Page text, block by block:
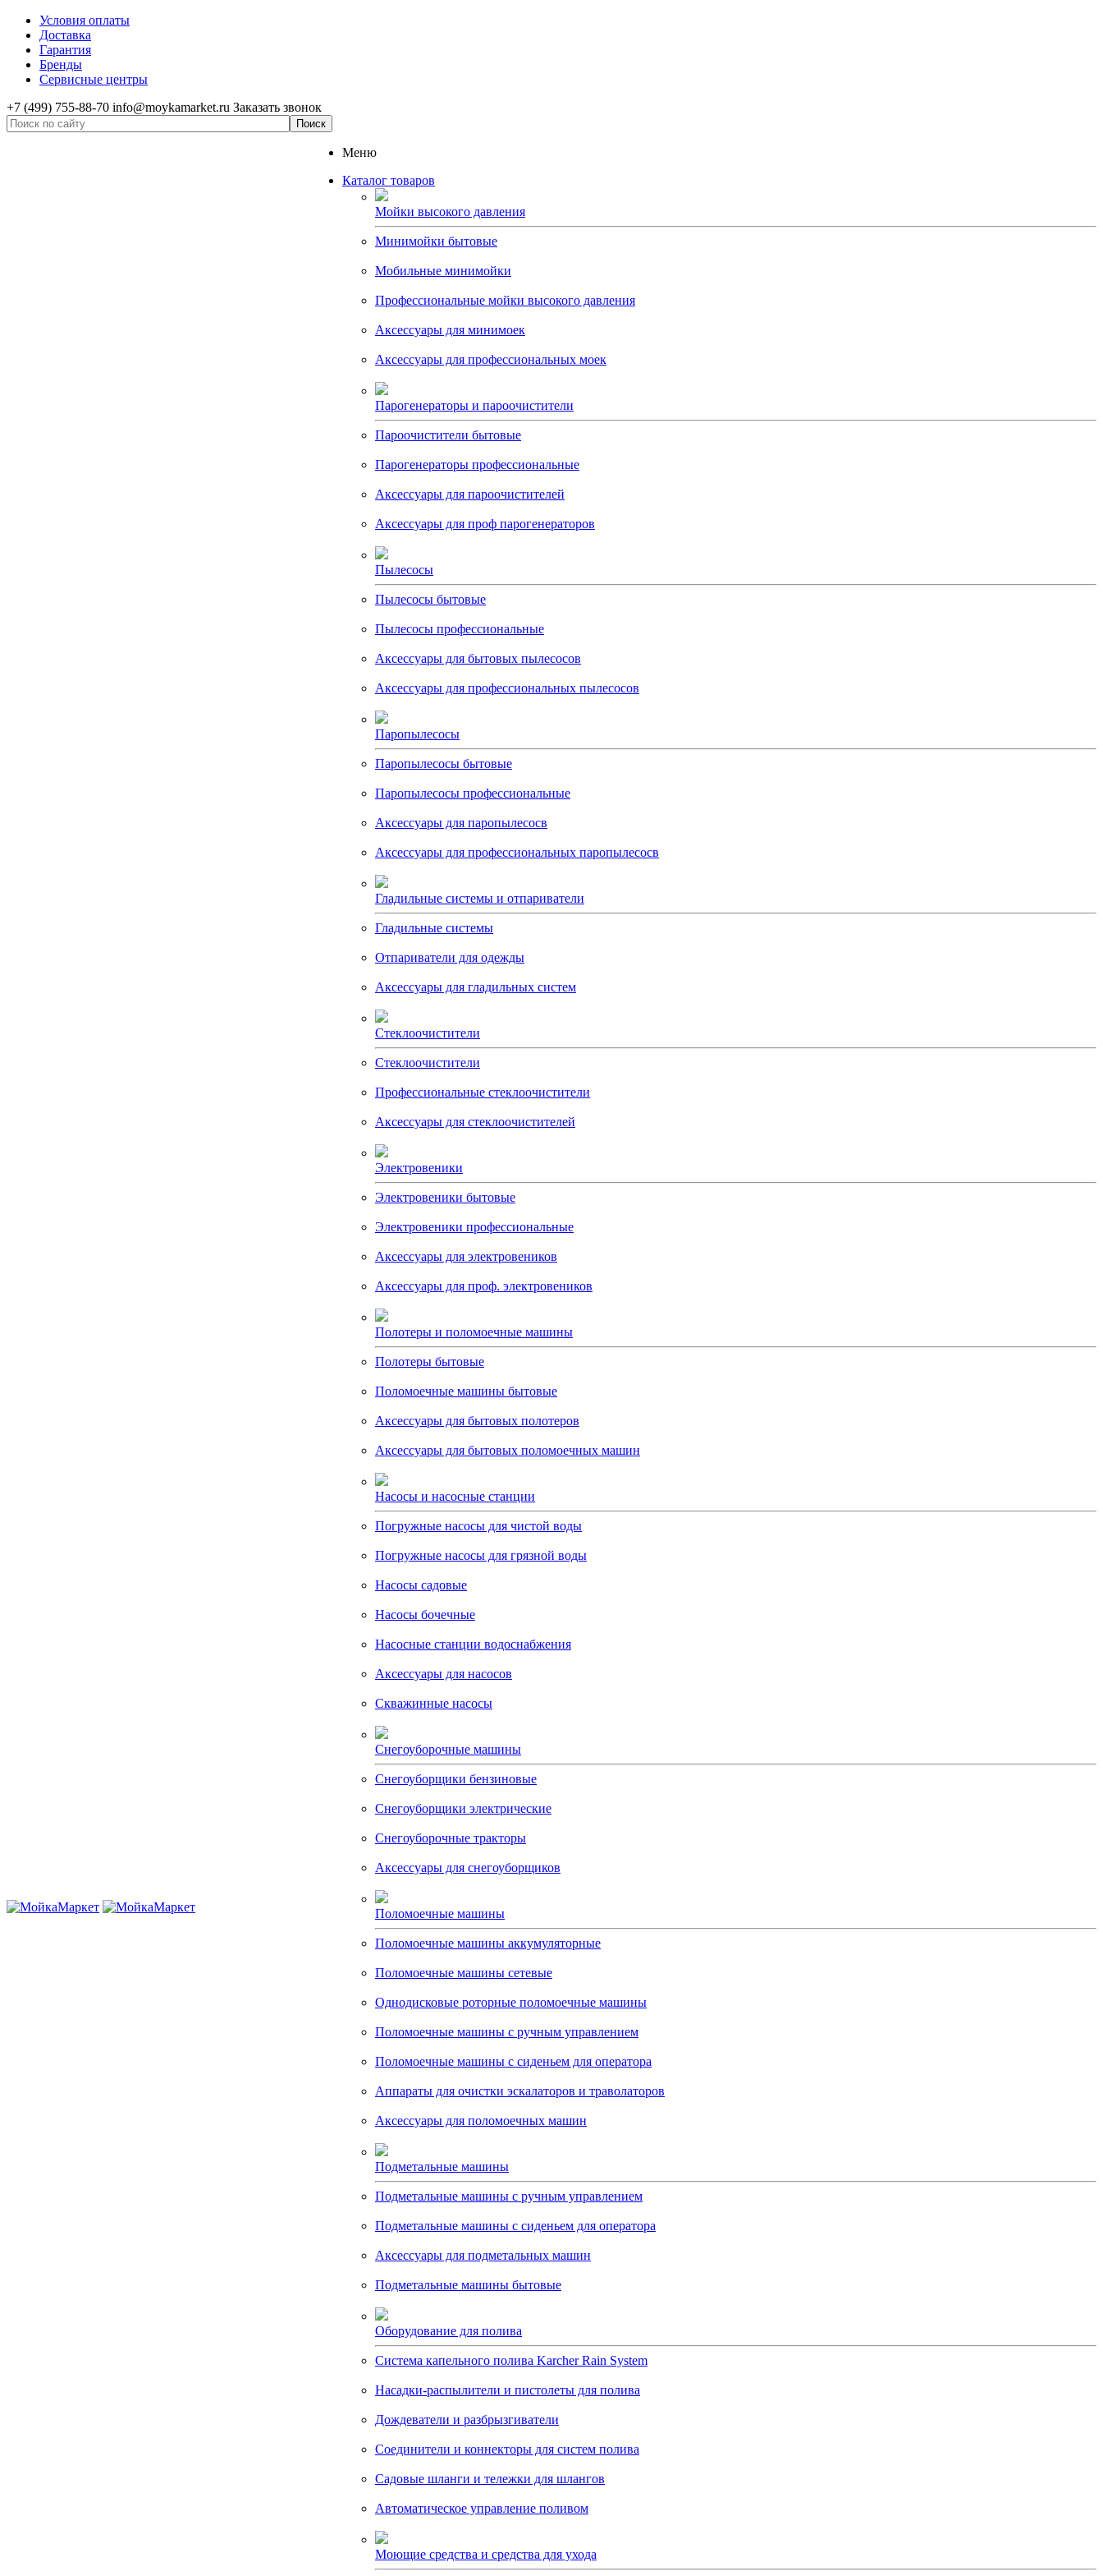
Условия оплаты
Доставка
Гарантия
Бренды
Сервисные центры
+7 (499) 755-88-70 info@moykamarket.ru Заказать звонок
Меню
Каталог товаров
Мойки высокого давления
Минимойки бытовые
Мобильные минимойки
Профессиональные мойки высокого давления
Аксессуары для минимоек
Аксессуары для профессиональных моек
Парогенераторы и пароочистители
Пароочистители бытовые
Парогенераторы профессиональные
Аксессуары для пароочистителей
Аксессуары для проф парогенераторов
Пылесосы
Пылесосы бытовые
Пылесосы профессиональные
Аксессуары для бытовых пылесосов
Аксессуары для профессиональных пылесосов
Паропылесосы
Паропылесосы бытовые
Паропылесосы профессиональные
Аксессуары для паропылесосв
Аксессуары для профессиональных паропылесосв
Гладильные системы и отпариватели
Гладильные системы
Отпариватели для одежды
Аксессуары для гладильных систем
Стеклоочистители
Стеклоочистители
Профессиональные стеклоочистители
Аксессуары для стеклоочистителей
Электровеники
Электровеники бытовые
Электровеники профессиональные
Аксессуары для электровеников
Аксессуары для проф. электровеников
Полотеры и поломоечные машины
Полотеры бытовые
Поломоечные машины бытовые
Аксессуары для бытовых полотеров
Аксессуары для бытовых поломоечных машин
Насосы и насосные станции
Погружные насосы для чистой воды
Погружные насосы для грязной воды
Насосы садовые
Насосы бочечные
Насосные станции водоснабжения
Аксессуары для насосов
Скважинные насосы
Снегоуборочные машины
Снегоуборщики бензиновые
Снегоуборщики электрические
Снегоуборочные тракторы
Аксессуары для снегоуборщиков
Поломоечные машины
Поломоечные машины аккумуляторные
Поломоечные машины сетевые
Однодисковые роторные поломоечные машины
Поломоечные машины с ручным управлением
Поломоечные машины с сиденьем для оператора
Аппараты для очистки эскалаторов и траволаторов
Аксессуары для поломоечных машин
Подметальные машины
Подметальные машины с ручным управлением
Подметальные машины с сиденьем для оператора
Аксессуары для подметальных машин
Подметальные машины бытовые
Оборудование для полива
Система капельного полива Karcher Rain System
Насадки-распылители и пистолеты для полива
Дождеватели и разбрызгиватели
Соединители и коннекторы для систем полива
Садовые шланги и тележки для шлангов
Автоматическое управление поливом
Моющие средства и средства для ухода